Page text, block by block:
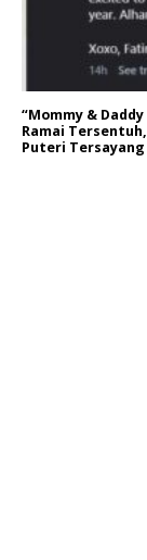
“Mommy &
Ramai
Puteri Tersayang